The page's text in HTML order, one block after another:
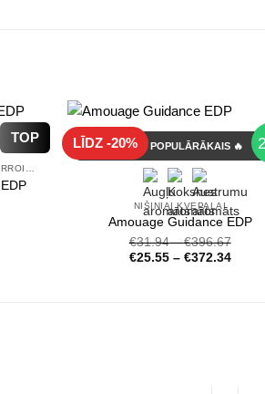
TOP
UNIVERSĀLĀS MARC-ANTOINE BARROIS SMARŽAS
LĪDZ -20%GADA POPULĀRĀKAIS 🔥
NIŠINIAI KVEPALAI
Amouage Guidance EDP
€31.94–€396.67
€25.55– €372.34